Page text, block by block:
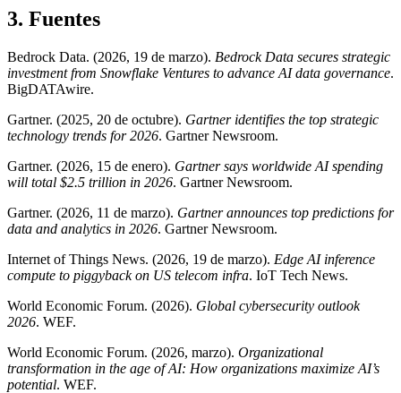
3. Fuentes
Bedrock Data. (2026, 19 de marzo). Bedrock Data secures strategic
investment from Snowflake Ventures to advance AI data governance.
BigDATAwire.
Gartner. (2025, 20 de octubre). Gartner identifies the top strategic
technology trends for 2026. Gartner Newsroom.
Gartner. (2026, 15 de enero). Gartner says worldwide AI spending
will total $2.5 trillion in 2026. Gartner Newsroom.
Gartner. (2026, 11 de marzo). Gartner announces top predictions for
data and analytics in 2026. Gartner Newsroom.
Internet of Things News. (2026, 19 de marzo). Edge AI inference
compute to piggyback on US telecom infra. IoT Tech News.
World Economic Forum. (2026). Global cybersecurity outlook
2026. WEF.
World Economic Forum. (2026, marzo). Organizational
transformation in the age of AI: How organizations maximize AI’s
potential. WEF.